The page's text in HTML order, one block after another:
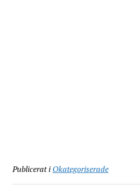
Publicerat i Okategoriserade